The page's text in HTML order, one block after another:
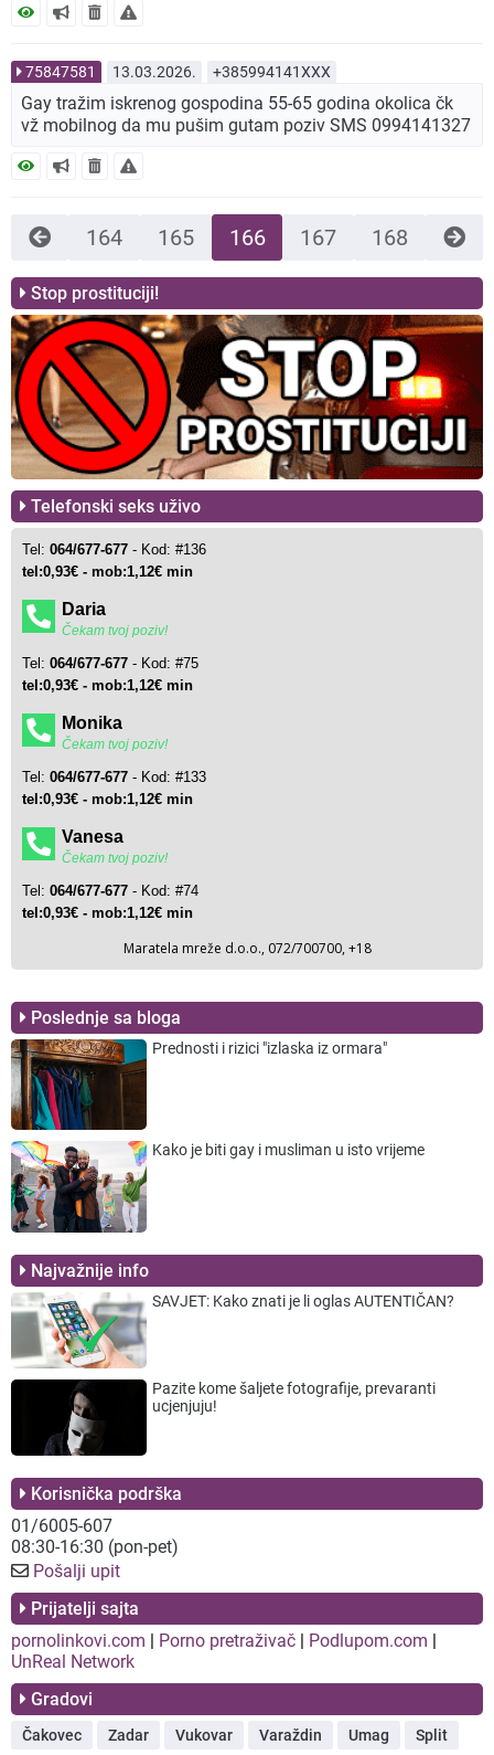
75847581 13.03.2026. +385994141XXX
Gay tražim iskrenog gospodina 55-65 godina okolica čk
vž mobilnog da mu pušim gutam poziv SMS 0994141327
164 165 166 167 168
Stop prostituciji!
Telefonski seks uživo
Poslednje sa bloga
Prednosti i rizici "izlaska iz ormara"
Kako je biti gay i musliman u isto vrijeme
Najvažnije info
SAVJET: Kako znati je li oglas AUTENTIČAN?
Pazite kome šaljete fotografije, prevaranti
ucjenjuju!
Korisnička podrška
01/6005-607
08:30-16:30 (pon-pet)
Pošalji upit
Prijatelji sajta
pornolinkovi.com
Porno pretraživač Podlupom.com
UnReal Network
Gradovi
Čakovec Zadar Vukovar Varaždin Umag Split